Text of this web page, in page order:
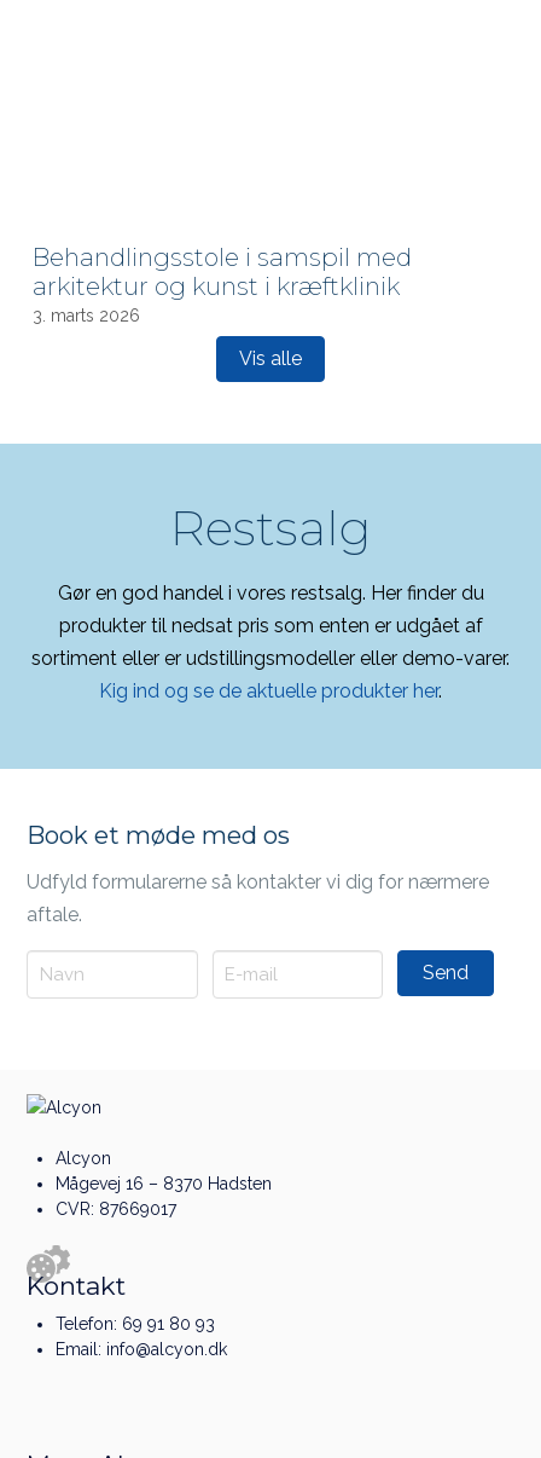
Behandlingsstole i samspil med
arkitektur og kunst i kræftklinik
3. marts 2026
Vis alle
Restsalg
Gør en god handel i vores restsalg. Her finder du
produkter til nedsat pris som enten er udgået af
sortiment eller er udstillingsmodeller eller demo-varer.
Kig ind og se de aktuelle produkter her.
Book et møde med os
Udfyld formularerne så kontakter vi dig for nærmere
aftale.
Alcyon
Mågevej 16 – 8370 Hadsten
CVR: 87669017
Kontakt
Telefon: 69 91 80 93
Email: info@alcyon.dk